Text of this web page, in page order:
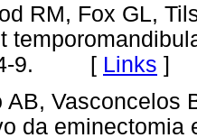
RM, Fox GL,
9. [ Links ]
AB, Vasconcelos
da eminectomia